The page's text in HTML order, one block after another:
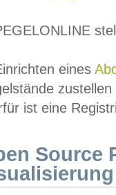
eines
ist eine
Source